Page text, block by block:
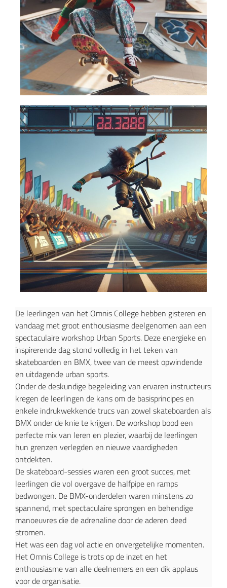
De leerlingen van het Omnis College hebben gisteren en
vandaag met groot enthousiasme deelgenomen aan een
spectaculaire workshop Urban Sports. Deze energieke en
inspirerende dag stond volledig in het teken van
skateboarden en BMX, twee van de meest opwindende
en uitdagende urban sports.
Onder de deskundige begeleiding van ervaren instructeurs
kregen de leerlingen de kans om de basisprincipes en
enkele indrukwekkende trucs van zowel skateboarden als
BMX onder de knie te krijgen. De workshop bood een
perfecte mix van leren en plezier, waarbij de leerlingen
hun grenzen verlegden en nieuwe vaardigheden
ontdekten.
De skateboard-sessies waren een groot succes, met
leerlingen die vol overgave de halfpipe en ramps
bedwongen. De BMX-onderdelen waren minstens zo
spannend, met spectaculaire sprongen en behendige
manoeuvres die de adrenaline door de aderen deed
stromen.
Het was een dag vol actie en onvergetelijke momenten.
Het Omnis College is trots op de inzet en het
enthousiasme van alle deelnemers en een dik applaus
voor de organisatie.